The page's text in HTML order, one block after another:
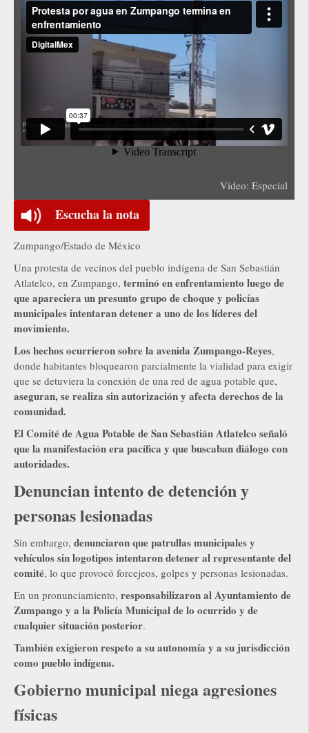
Video: Especial
Escucha la nota
Zumpango/Estado de México
Una protesta de vecinos del pueblo indígena de San Sebastián
Atlatelco, en Zumpango, terminó en enfrentamiento luego de
que apareciera un presunto grupo de choque y policías
municipales intentaran detener a uno de los líderes del
movimiento.
Los hechos ocurrieron sobre la avenida Zumpango-Reyes,
donde habitantes bloquearon parcialmente la vialidad para exigir
que se detuviera la conexión de una red de agua potable que,
aseguran, se realiza sin autorización y afecta derechos de la
comunidad.
El Comité de Agua Potable de San Sebastián Atlatelco señaló
que la manifestación era pacífica y que buscaban diálogo con
autoridades.
Denuncian intento de detención y
personas lesionadas
Sin embargo, denunciaron que patrullas municipales y
vehículos sin logotipos intentaron detener al representante del
comité, lo que provocó forcejeos, golpes y personas lesionadas.
En un pronunciamiento, responsabilizaron al Ayuntamiento de
Zumpango y a la Policía Municipal de lo ocurrido y de
cualquier situación posterior.
También exigieron respeto a su autonomía y a su jurisdicción
como pueblo indígena.
Gobierno municipal niega agresiones
físicas